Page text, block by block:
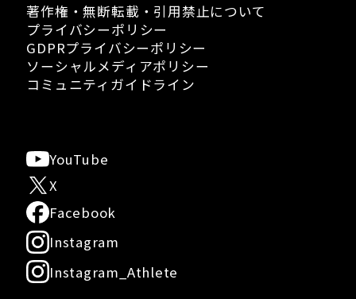
著作権・無断転載・引用禁止について
プライバシーポリシー
GDPRプライバシーポリシー
ソーシャルメディアポリシー
コミュニティガイドライン
YouTube
X
Facebook
Instagram
Instagram_Athlete